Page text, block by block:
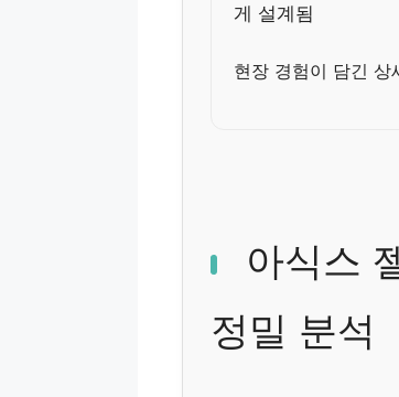
게 설계됨
현장 경험이 담긴 상
아식스
정밀 분석